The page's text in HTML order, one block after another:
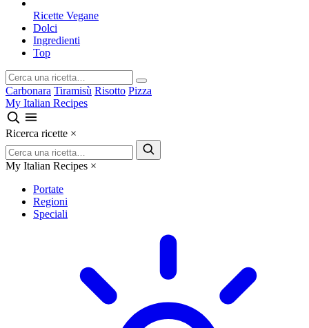
Ricette Vegane
Dolci
Ingredienti
Top
Carbonara Tiramisù Risotto Pizza
My Italian Recipes
Ricerca ricette ×
My Italian Recipes ×
Portate
Regioni
Speciali